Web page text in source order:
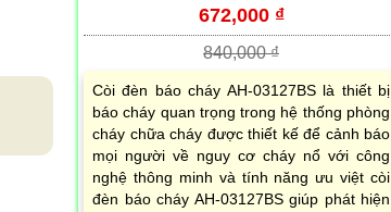
672,000 ₫
840,000 ₫
Còi đèn báo cháy AH-03127BS là thiết bị
báo cháy quan trọng trong hệ thống phòng
cháy chữa cháy được thiết kế để cảnh báo
mọi người về nguy cơ cháy nổ với công
nghệ thông minh và tính năng ưu việt còi
đèn báo cháy AH-03127BS giúp phát hiện